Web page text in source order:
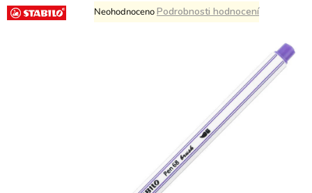
Průměrné
hodnocení
NeohodnocenoPodrobnosti hodnocení